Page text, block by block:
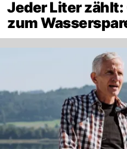
Jeder Liter
zum